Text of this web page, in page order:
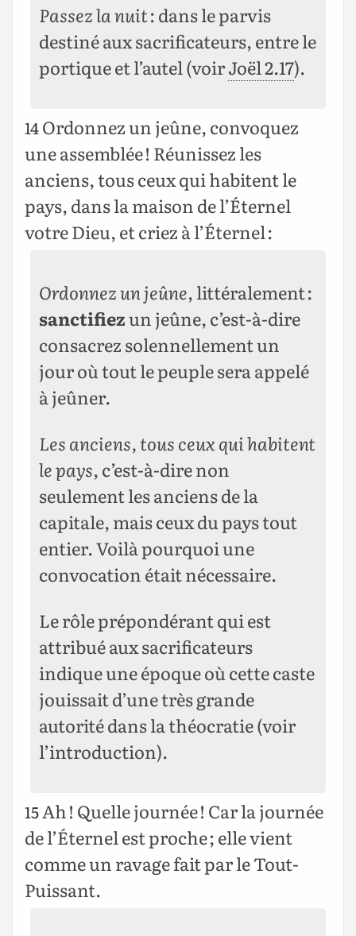
Passez la nuit: dans le parvis
destiné aux sacrificateurs, entre le
portique et l’autel (voirJoël 2.17).
14Ordonnez un jeûne, convoquez
une assemblée ! Réunissez les
anciens, tous ceux qui habitent le
pays, dans la maison de l’Éternel
votre Dieu, et criez à l’Éternel :
Ordonnez un jeûne, littéralement :
sanctifiezun jeûne, c’est-à-dire
consacrez solennellement un
jour où tout le peuple sera appelé
à jeûner.
Les anciens, tous ceux qui habitent
le pays, c’est-à-dire non
seulement les anciens de la
capitale, mais ceux du pays tout
entier. Voilà pourquoi une
convocation était nécessaire.
Le rôle prépondérant qui est
attribué aux sacrificateurs
indique une époque où cette caste
jouissait d’une très grande
autorité dans la théocratie (voir
l’introduction).
15Ah ! Quelle journée ! Car la journée
de l’Éternel est proche ; elle vient
comme un ravage fait par le Tout-
Puissant.